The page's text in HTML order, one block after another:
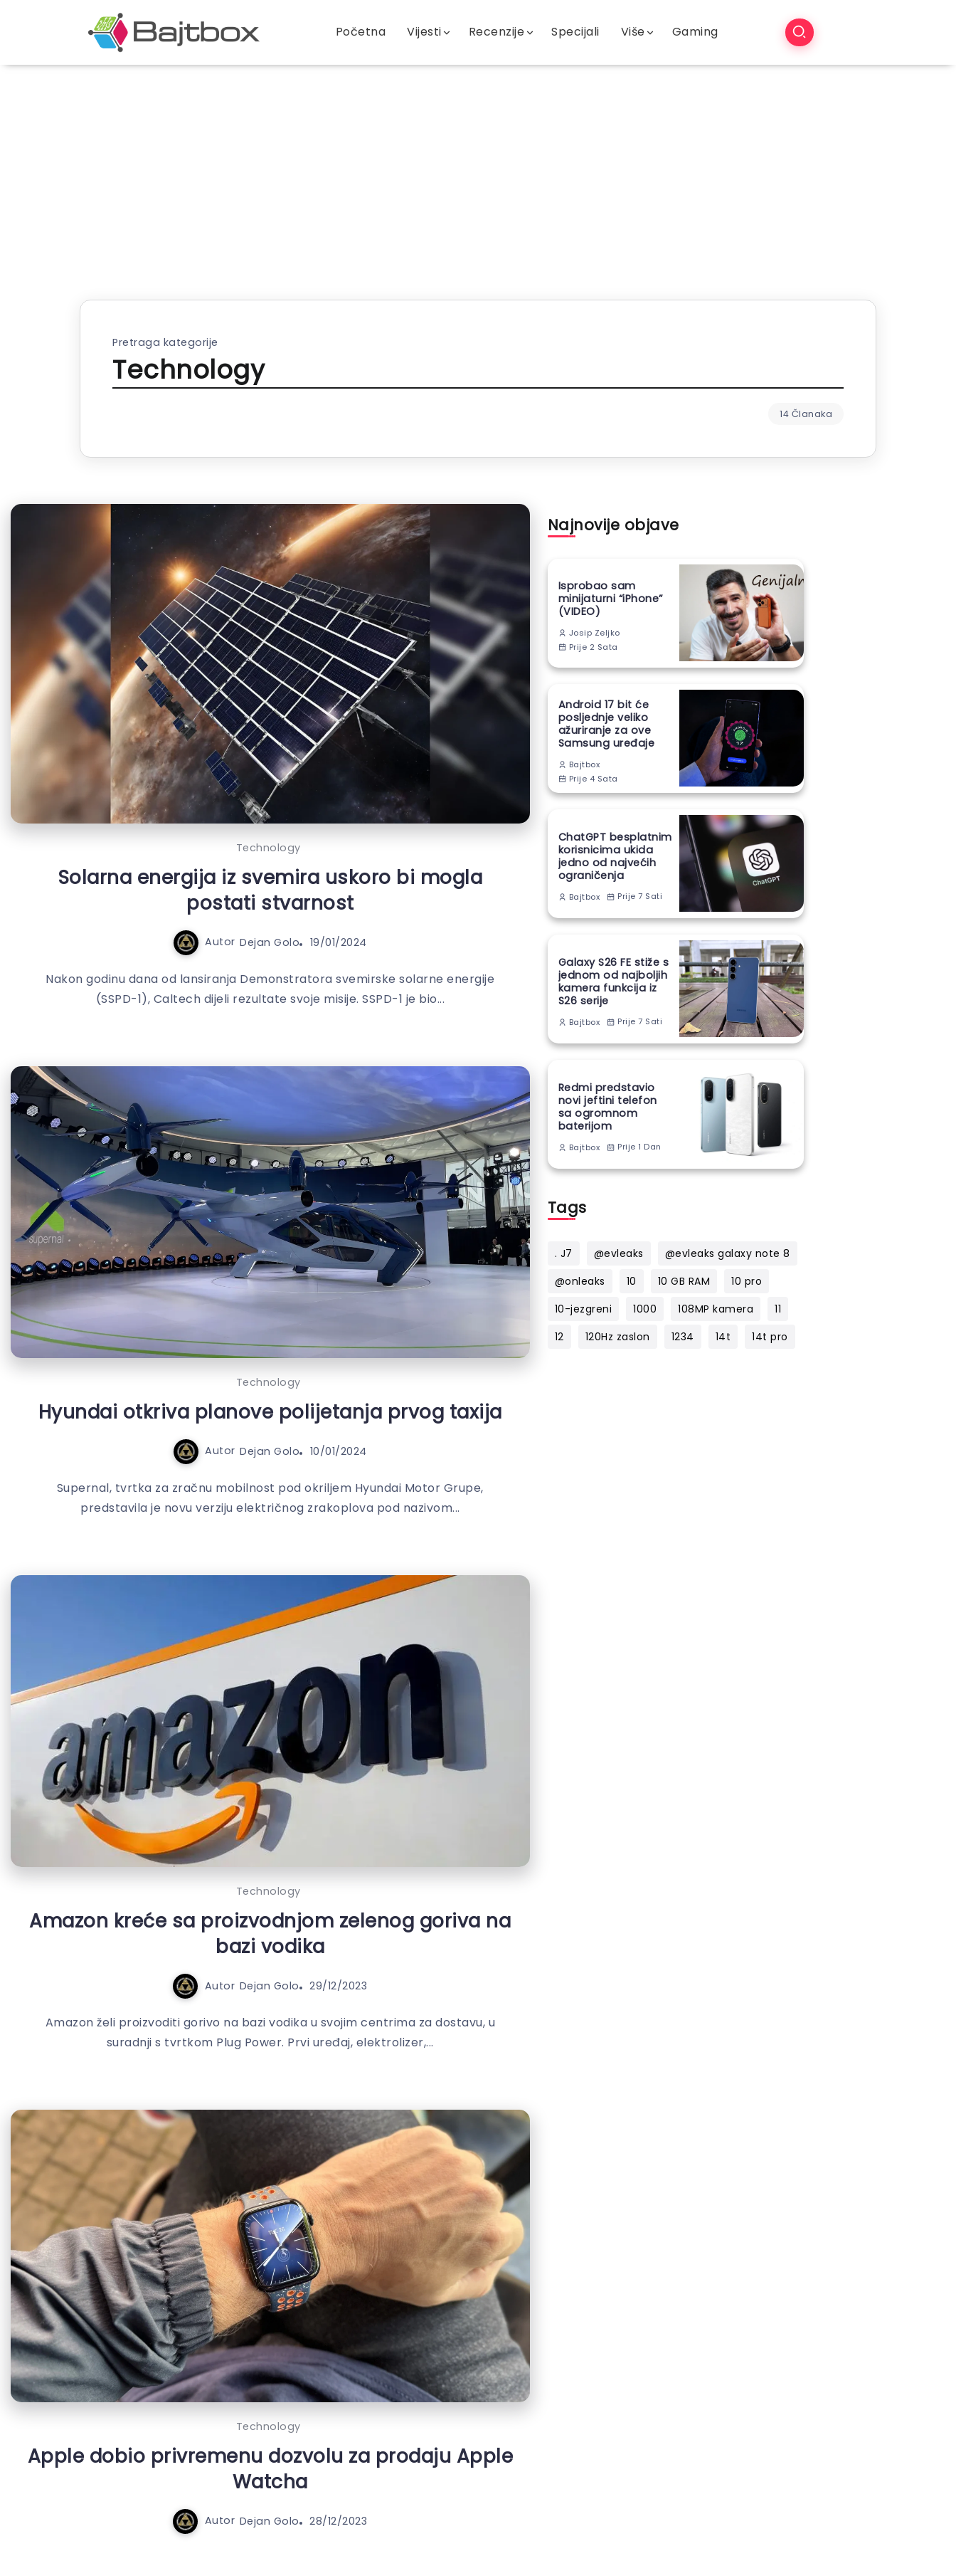
Početna Vijesti Recenzije Specijali Više Gaming
Pretraga kategorije
Technology
14 Članaka
Technology
Solarna energija iz svemira uskoro bi mogla
postati stvarnost
Autor Dejan Golo 19/01/2024
Nakon godinu dana od lansiranja Demonstratora svemirske solarne energije
(SSPD-1), Caltech dijeli rezultate svoje misije. SSPD-1 je bio...
Technology
Hyundai otkriva planove polijetanja prvog taxija
Autor Dejan Golo 10/01/2024
Supernal, tvrtka za zračnu mobilnost pod okriljem Hyundai Motor Grupe,
predstavila je novu verziju električnog zrakoplova pod nazivom...
Technology
Amazon kreće sa proizvodnjom zelenog goriva na
bazi vodika
Autor Dejan Golo 29/12/2023
Amazon želi proizvoditi gorivo na bazi vodika u svojim centrima za dostavu, u
suradnji s tvrtkom Plug Power. Prvi uređaj, elektrolizer,...
Technology
Apple dobio privremenu dozvolu za prodaju Apple
Watcha
Autor Dejan Golo 28/12/2023
Najnovije objave
Isprobao sam
minijaturni “iPhone”
(VIDEO)
Josip Zeljko
Prije 2 Sata
Android 17 bit će
posljednje veliko
ažuriranje za ove
Samsung uređaje
Bajtbox
Prije 4 Sata
ChatGPT besplatnim
korisnicima ukida
jedno od najvećih
ograničenja
Bajtbox Prije 7 Sati
Galaxy S26 FE stiže s
jednom od najboljih
kamera funkcija iz
S26 serije
Bajtbox Prije 7 Sati
Redmi predstavio
novi jeftini telefon
sa ogromnom
baterijom
Bajtbox Prije 1 Dan
Tags
. J7 @evleaks
@evleaks galaxy note 8
@onleaks
10 10 GB RAM
10 pro
10-jezgreni
1000 108MP kamera
11
12
120Hz zaslon 1234 14t 14t pro